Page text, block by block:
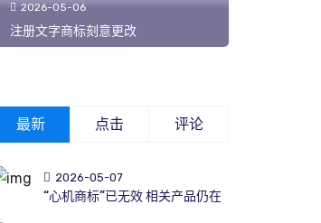
2026-05-06
注册文字商标刻意更改
最新 点击 评论
2026-05-07
“心机商标”已无效 相关产品仍在